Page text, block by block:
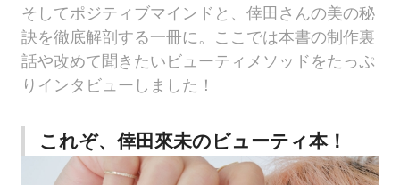
そしてポジティブマインドと、倖田さんの美の秘
訣を徹底解剖する一冊に。ここでは本書の制作裏
話や改めて聞きたいビューティメソッドをたっぷ
りインタビューしました！
これぞ、倖田來未のビューティ本！